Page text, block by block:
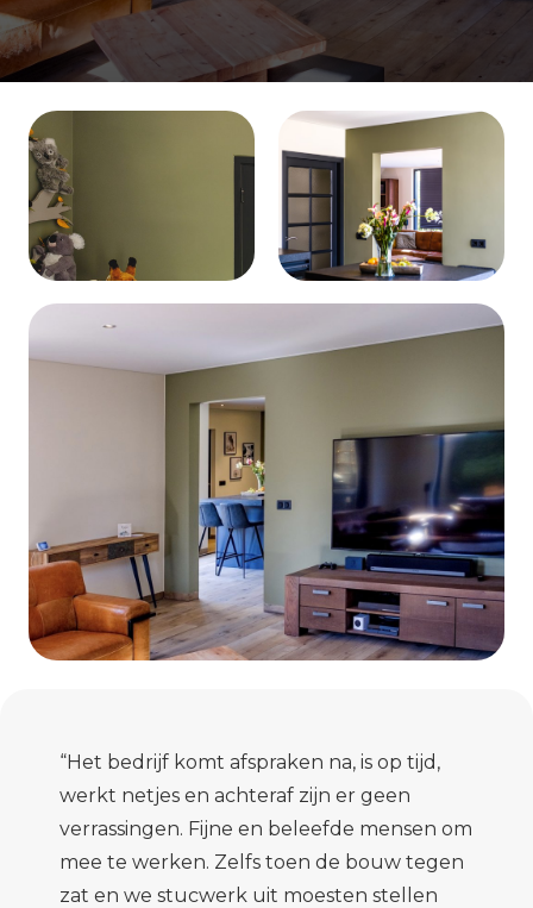
“Het bedrijf komt afspraken na, is op tijd,
werkt netjes en achteraf zijn er geen
verrassingen. Fijne en beleefde mensen om
mee te werken. Zelfs toen de bouw tegen
zat en we stucwerk uit moesten stellen